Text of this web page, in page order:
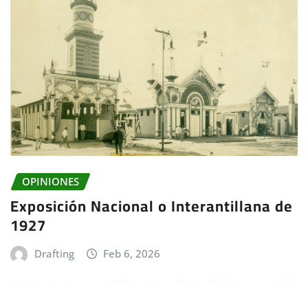
OPINIONES
Exposición Nacional o Interantillana de
1927
Drafting Feb 6, 2026